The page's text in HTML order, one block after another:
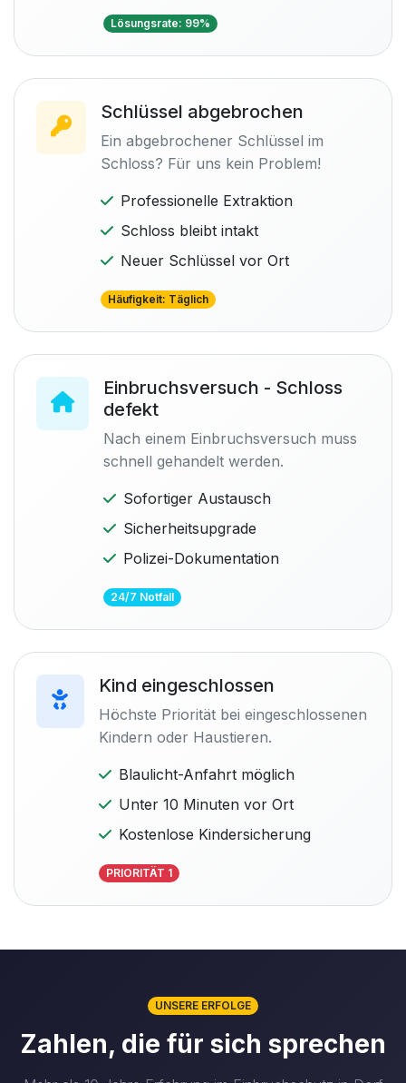
Lösungsrate: 99%
Schlüssel abgebrochen
Ein abgebrochener Schlüssel im
Schloss? Für uns kein Problem!
Professionelle Extraktion
Schloss bleibt intakt
Neuer Schlüssel vor Ort
Häufigkeit: Täglich
Einbruchsversuch - Schloss
defekt
Nach einem Einbruchsversuch muss
schnell gehandelt werden.
Sofortiger Austausch
Sicherheitsupgrade
Polizei-Dokumentation
24/7 Notfall
Kind eingeschlossen
Höchste Priorität bei eingeschlossenen
Kindern oder Haustieren.
Blaulicht-Anfahrt möglich
Unter 10 Minuten vor Ort
Kostenlose Kindersicherung
PRIORITÄT 1
UNSERE ERFOLGE
Zahlen, die für sich sprechen